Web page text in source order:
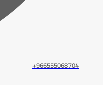
966555068704+